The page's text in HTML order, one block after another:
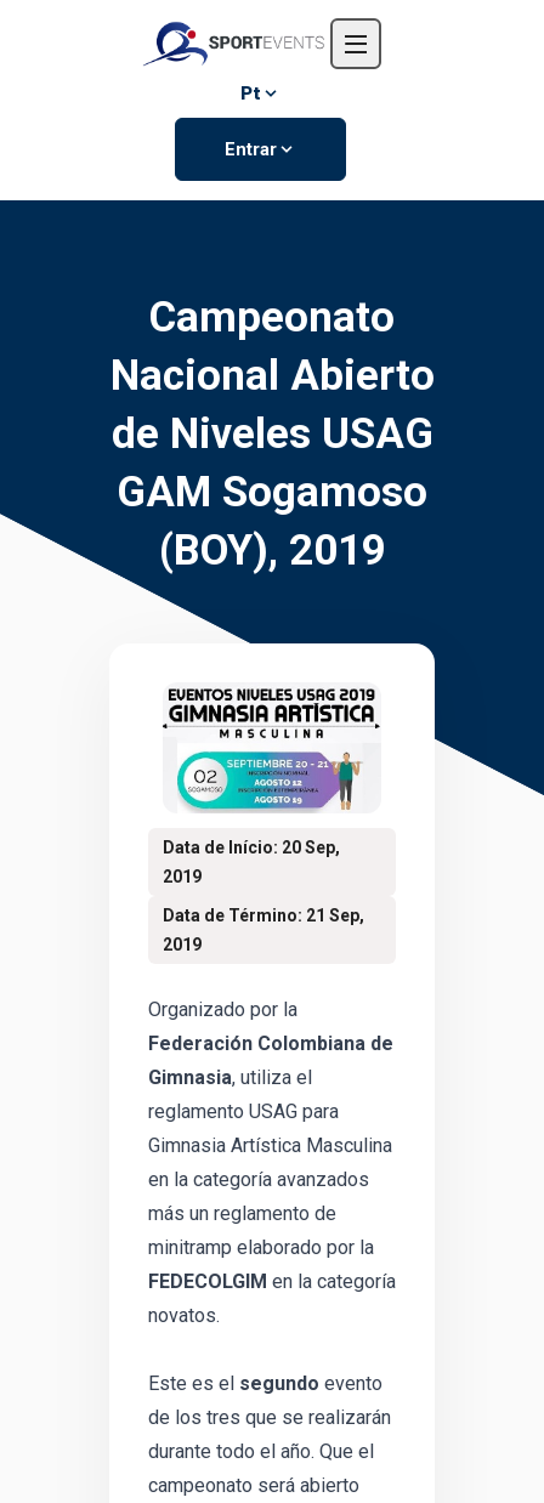
Eventos
Pt
Entrar
Campeonato
Nacional Abierto
de Niveles USAG
GAM Sogamoso
(BOY), 2019
Data de Início: 20 Sep,
2019
Data de Término: 21 Sep,
2019
Organizado por la
Federación Colombiana de
Gimnasia, utiliza el
reglamento USAG para
Gimnasia Artística Masculina
en la categoría avanzados
más un reglamento de
minitramp elaborado por la
FEDECOLGIM en la categoría
novatos.
Este es el segundo evento
de los tres que se realizarán
durante todo el año. Que el
campeonato será abierto